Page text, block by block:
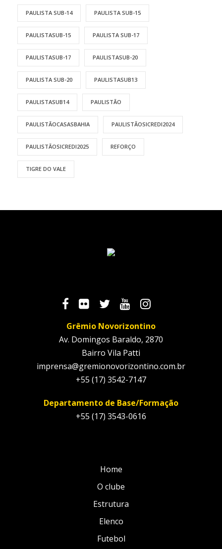
PAULISTA SUB-14 PAULISTA SUB-15
PAULISTASUB-15 PAULISTA SUB-17
PAULISTASUB-17 PAULISTASUB-20
PAULISTA SUB-20 PAULISTASUB13
PAULISTASUB14 PAULISTÃO
PAULISTÃOCASASBAHIA PAULISTÃOSICREDI2024
PAULISTÃOSICREDI2025 REFORÇO
TIGRE DO VALE
Grêmio Novorizontino
Av. Domingos Baraldo, 2870
Bairro Vila Patti
imprensa@gremionovorizontino.com.br
+55 (17) 3542-7147
Departamento de Base/Formação
+55 (17) 3543-0616
Home
O clube
Estrutura
Elenco
Futebol